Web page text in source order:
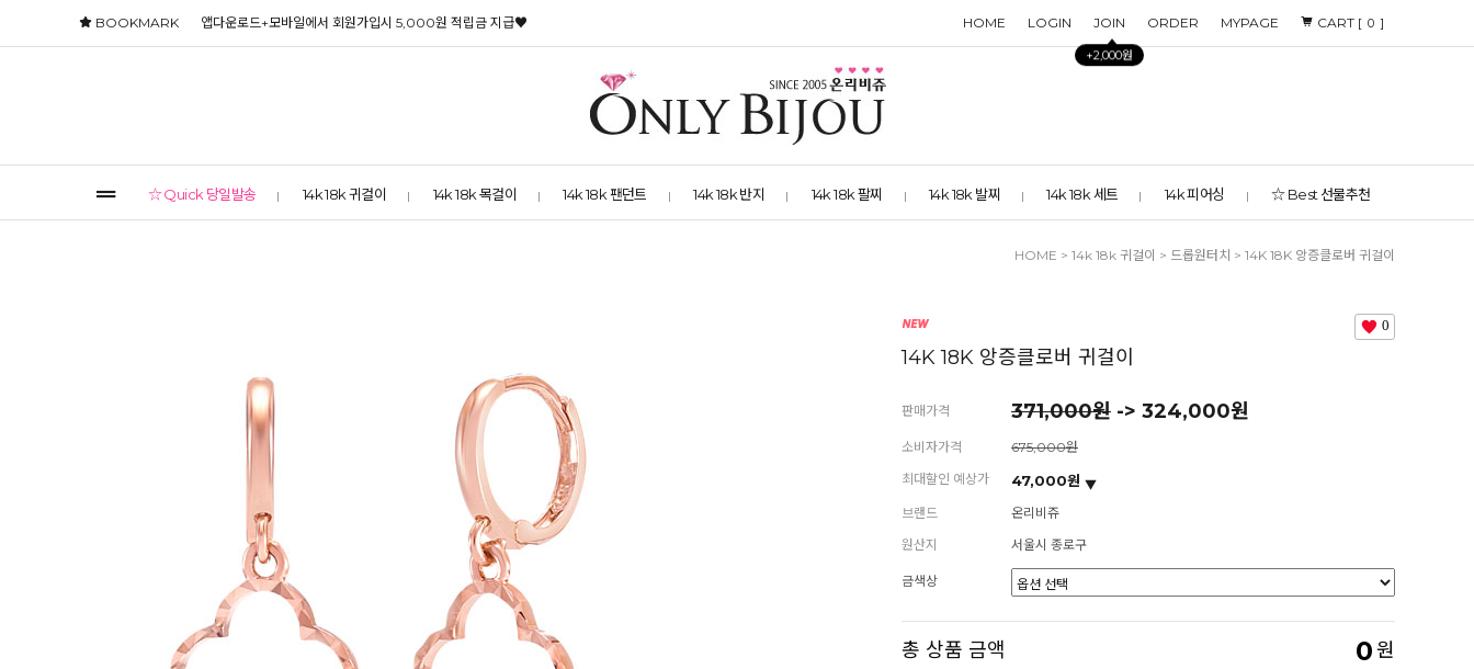
HOME LOGIN JOIN
+2,000원
ORDER MYPAGE CART [ 0 ]
BOOKMARK 앱다운로드+모바일에서 회원가입시 5,000원 적립금 지급♥
☆ Quick 당일발송 14k 18k 귀걸이 14k 18k 목걸이 14k 18k 팬던트 14k 18k 반지 14k 18k 팔찌 14k 18k 발찌 14k 18k 세트 14k 피어싱 ☆ Best 선물추천
HOME > 14k 18k 귀걸이 > 드롭원터치 > 14K 18K 앙증클로버 귀걸이
0
14K 18K 앙증클로버 귀걸이
판매가격 371,000원 -> 324,000원
소비자가격
675,000원
최대할인 예상가
47,000원
브랜드
온리비쥬
원산지
서울시 종로구
금색상
총 상품 금액 0원